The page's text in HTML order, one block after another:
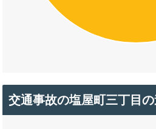
交通事故の塩屋町三丁目